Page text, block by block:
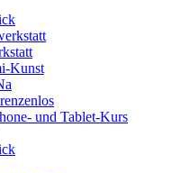
Kunst
und Tablet-Kurs